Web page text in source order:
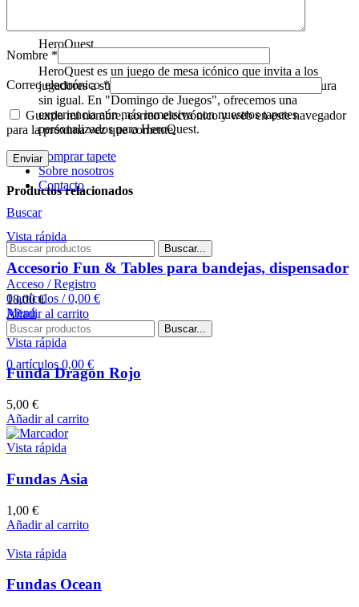
HeroQuest
HeroQuest es un juego de mesa icónico que invita a los
jugadores a sumergirse en un mundo de fantasía y aventura
sin igual. En "Domingo de Juegos", ofrecemos una
experiencia aún más inmersiva con nuestros tapetes
personalizados para HeroQuest.
Comprar tapete
Sobre nosotros
Contacto
Buscar
Buscar...
Acceso / Registro
0artículos / 0,00 €
Menú
Buscar...
0 artículos 0,00 €
Nombre *
Correo electrónico*
Guarda mi nombre, correo electrónico y web en este navegador
para la próxima vez que comente.
Productos relacionados
Vista rápida
Accesorio Fun & Tables para bandejas, dispensador
18,00€
Añadir al carrito
Vista rápida
Funda Dragon Rojo
5,00 €
Añadir al carrito
Vista rápida
Fundas Asia
1,00 €
Añadir al carrito
Vista rápida
Fundas Ocean